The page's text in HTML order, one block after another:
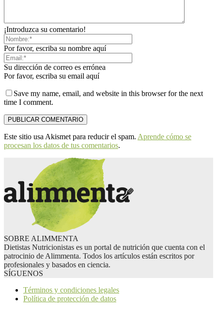
¡Introduzca su comentario!
Por favor, escriba su nombre aquí
Su dirección de correo es errónea
Por favor, escriba su email aquí
Save my name, email, and website in this browser for the next
time I comment.
Este sitio usa Akismet para reducir el spam. Aprende cómo se
procesan los datos de tus comentarios.
SOBRE ALIMMENTA
Dietistas Nutricionistas es un portal de nutrición que cuenta con el
patrocinio de Alimmenta. Todos los artículos están escritos por
profesionales y basados en ciencia.
SÍGUENOS
Términos y condiciones legales
Política de protección de datos